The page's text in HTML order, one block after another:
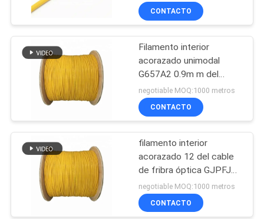
SOBRE
NOSOTROS
VIAJE
FÁBRICA
CONTROL
CALIDAD
CONTACTO
Filamento interior
acorazado unimodal
G657A2 0.9m m del
cable de fribra óptica 12
negotiable MOQ:1000 metros
CONTACTO
filamento interior
acorazado 12 del cable
de fribra óptica GJPFJH
6B6 0.9m m de la UL
24cores
negotiable MOQ:1000 metros
CONTACTO